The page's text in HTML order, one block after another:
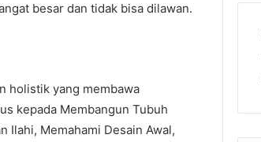
besar dan tidak bisa dilawan.
holistik yang membawa
kepada Membangun Tubuh
Ilahi, Memahami Desain Awal,